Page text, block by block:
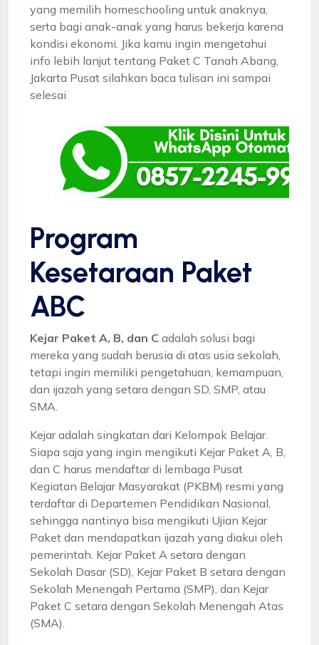
yang memilih homeschooling untuk anaknya,
serta bagi anak-anak yang harus bekerja karena
kondisi ekonomi. Jika kamu ingin mengetahui
info lebih lanjut tentang Paket C Tanah Abang,
Jakarta Pusat silahkan baca tulisan ini sampai
selesai
Program
Kesetaraan Paket
ABC
Kejar Paket A, B, dan C adalah solusi bagi
mereka yang sudah berusia di atas usia sekolah,
tetapi ingin memiliki pengetahuan, kemampuan,
dan ijazah yang setara dengan SD, SMP, atau
SMA.
Kejar adalah singkatan dari Kelompok Belajar.
Siapa saja yang ingin mengikuti Kejar Paket A, B,
dan C harus mendaftar di lembaga Pusat
Kegiatan Belajar Masyarakat (PKBM) resmi yang
terdaftar di Departemen Pendidikan Nasional,
sehingga nantinya bisa mengikuti Ujian Kejar
Paket dan mendapatkan ijazah yang diakui oleh
pemerintah. Kejar Paket A setara dengan
Sekolah Dasar (SD), Kejar Paket B setara dengan
Sekolah Menengah Pertama (SMP), dan Kejar
Paket C setara dengan Sekolah Menengah Atas
(SMA).